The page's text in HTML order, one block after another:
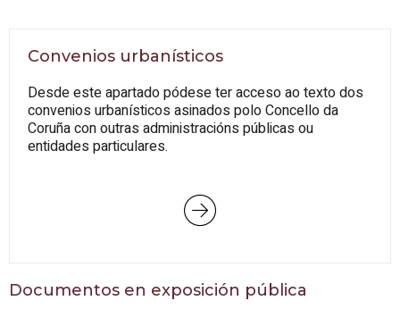
Convenios urbanísticos
Desde este apartado pódese ter acceso ao texto dos
convenios urbanísticos asinados polo Concello da
Coruña con outras administracións públicas ou
entidades particulares.
Documentos en exposición pública